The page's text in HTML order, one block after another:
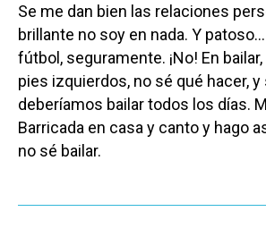
Se me dan bien las relaciones
brillante no soy en nada. Y
fútbol, seguramente. ¡No! En
pies izquierdos, no sé qué hacer,
deberíamos bailar todos los días.
Barricada en casa y canto y hago
no sé bailar.